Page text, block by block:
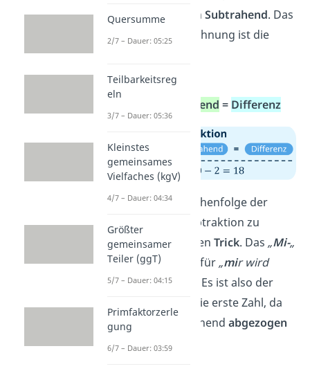
abziehst, nennt sich Subtrahend. Das
Ergebnis dieser Rechnung ist die
Du sagst also:
Subtrahend = Differenz
Tipp:Um dir die Reihenfolge der
Begriffe bei der Subtraktion zu
merken, gibt es einen Trick. Das „Mi-„
in „Minuend“ steht für„mir wird
etwas abgezogen“
. Es ist also der
erste Begriff bzw. die erste Zahl, da
von ihm der Subtrahend abgezogen
wird.
Quersumme
2/7 – Dauer: 05:25
Teilbarkeitsreg
eln
3/7 – Dauer: 05:36
Kleinstes
gemeinsames
Vielfaches (kgV)
4/7 – Dauer: 04:34
Größter
gemeinsamer
Teiler (ggT)
5/7 – Dauer: 04:15
Primfaktorzerle
gung
6/7 – Dauer: 03:59